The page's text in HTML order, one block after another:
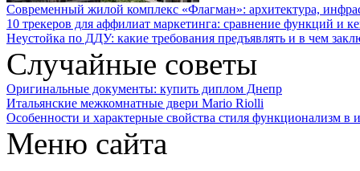
Современный жилой комплекс «Флагман»: архитектура,
10 трекеров для аффилиат маркетинга: сравнение функций и
Неустойка по ДДУ: какие требования предъявлять и в чем
Случайные советы
Оригинальные документы: купить диплом Днепр
Итальянские межкомнатные двери Mario Riolli
Особенности и характерные свойства стиля функционализм в
Меню сайта